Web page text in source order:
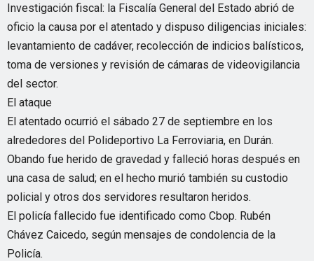
Investigación fiscal: la Fiscalía General del Estado abrió de
oficio la causa por el atentado y dispuso diligencias iniciales:
levantamiento de cadáver, recolección de indicios balísticos,
toma de versiones y revisión de cámaras de videovigilancia
del sector.
El ataque
El atentado ocurrió el sábado 27 de septiembre en los
alrededores del Polideportivo La Ferroviaria, en Durán.
Obando fue herido de gravedad y falleció horas después en
una casa de salud; en el hecho murió también su custodio
policial y otros dos servidores resultaron heridos.
El policía fallecido fue identificado como Cbop. Rubén
Chávez Caicedo, según mensajes de condolencia de la
Policía.